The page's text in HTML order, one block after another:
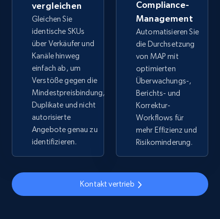
vergleichen
Gleichen Sie
identische SKUs
über Verkäufer und
Kanäle hinweg
einfach ab, um
Verstöße gegen die
Mindestpreisbindung,
Duplikate und nicht
autorisierte
Angebote genau zu
identifizieren.
Compliance-
Management
Automatisieren Sie
die Durchsetzung
von MAP mit
optimierten
Überwachungs-,
Berichts- und
Korrektur-
Workflows für
mehr Effizienz und
Risikominderung.
Kontakt vertrieb